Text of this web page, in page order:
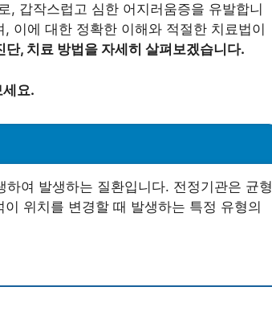
, 갑작스럽고 심한 어지러움증을 유발합니
이에 대한 정확한 이해와 적절한 치료법이
, 치료 방법을 자세히 살펴보겠습니다.
요.
여 발생하는 질환입니다. 전정기관은 균형
위치를 변경할 때 발생하는 특정 유형의